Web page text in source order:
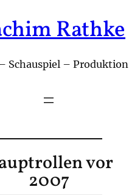
Rathke
Schauspiel – Produktion
vor
2007